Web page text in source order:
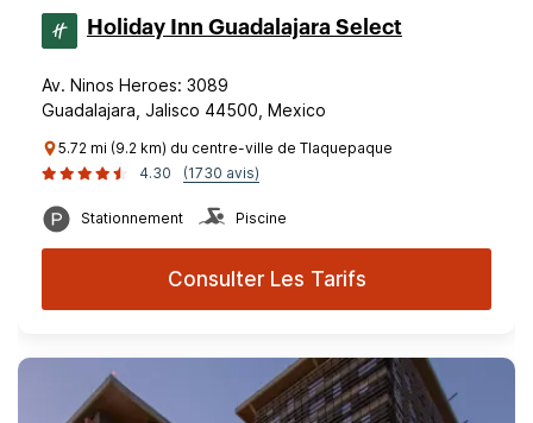
Holiday Inn Guadalajara Select
Av. Ninos Heroes: 3089
Guadalajara, Jalisco 44500, Mexico
5.72 mi (9.2 km) du centre-ville de Tlaquepaque
4.30
(1730 avis)
Stationnement Piscine
Consulter Les Tarifs